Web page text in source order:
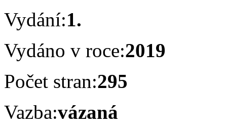
Vydání:1.
Vydáno v roce:2019
Počet stran:295
Vazba:vázaná